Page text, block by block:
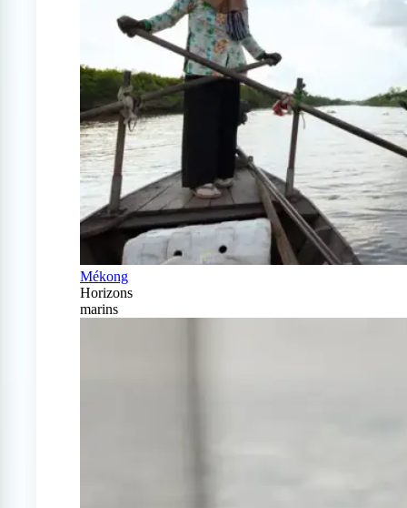
Mékong
Horizons
marins